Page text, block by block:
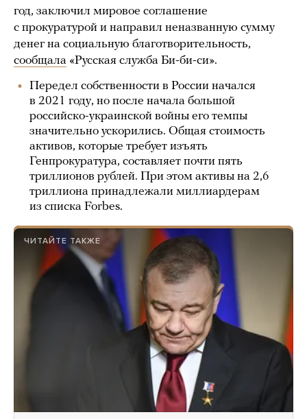
год, заключил мировое соглашение
с прокуратурой и направил неназванную сумму
денег на социальную благотворительность,
сообщала «Русская служба Би-би-си».
Передел собственности в России начался
в 2021 году, но после начала большой
российско-украинской войны его темпы
значительно ускорились. Общая стоимость
активов, которые требует изъять
Генпрокуратура, составляет почти пять
триллионов рублей. При этом активы на 2,6
триллиона принадлежали миллиардерам
из списка Forbes.
ЧИТАЙТЕ ТАКЖЕ